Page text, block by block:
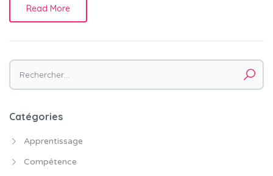
Read More
Rechercher :
Catégories
Apprentissage
Compétence